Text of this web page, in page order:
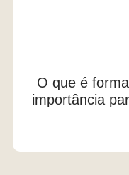
O que é
importância